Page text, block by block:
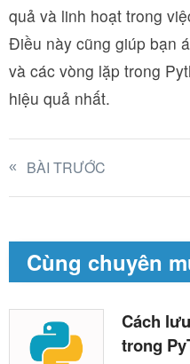
quả và linh hoạt trong
Điều này cũng giúp bạn
và các vòng lặp trong
hiệu quả nhất.
BÀI TRƯỚC
Cùng chuyên
Cách
trong